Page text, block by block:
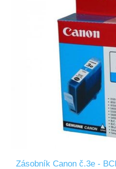
Zásobník Canon č.3e -